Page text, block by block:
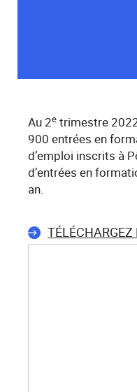
Au 2e trimestre
900 entrées en
d’emploi inscrits à
d’entrées en
an.